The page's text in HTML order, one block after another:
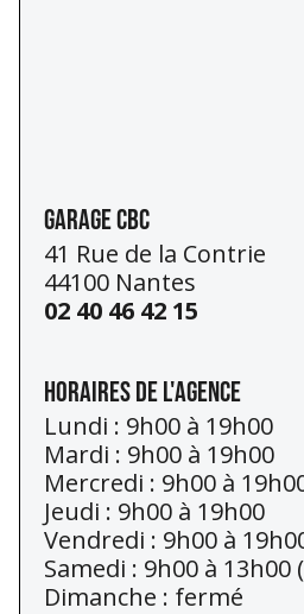
Garage CBC
41 Rue de la Contrie
44100 Nantes
02 40 46 42 15
Horaires de l'agence
Lundi : 9h00 à 19h00
Mardi : 9h00 à 19h00
Mercredi : 9h00 à
Jeudi : 9h00 à 19h00
Vendredi : 9h00 à
Samedi : 9h00 à 13h00
Dimanche : fermé